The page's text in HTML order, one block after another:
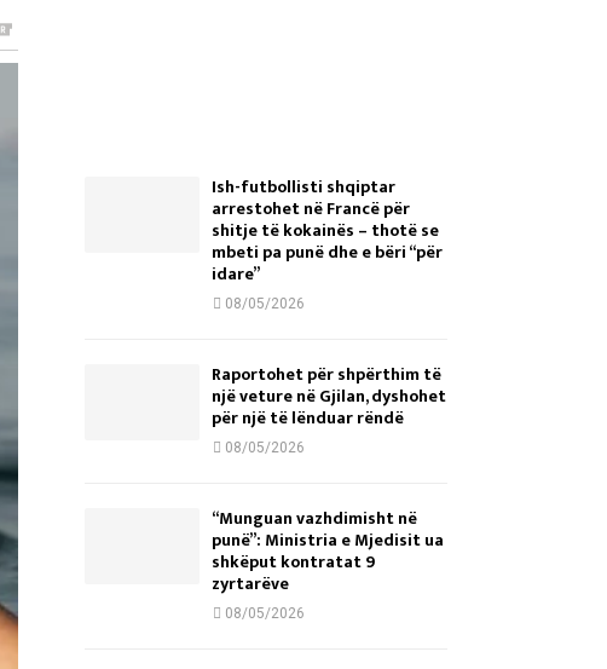
Ish-futbollisti shqiptar
arrestohet në Francë për
shitje të kokainës – thotë se
mbeti pa punë dhe e bëri “për
idare”
08/05/2026
Raportohet për shpërthim të
një veture në Gjilan, dyshohet
për një të lënduar rëndë
08/05/2026
“Munguan vazhdimisht në
punë”: Ministria e Mjedisit ua
shkëput kontratat 9
zyrtarëve
08/05/2026